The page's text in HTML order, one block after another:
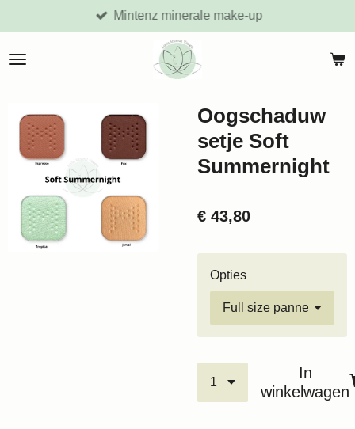
direct
naar
Mintenz minerale make-up
Oogschaduw
setje Soft
Summernight
€ 43,80
Opties
In
winkelwagen